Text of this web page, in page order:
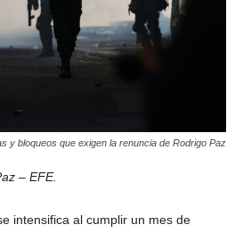
y bloqueos que exigen la renuncia de Rodrigo Paz
– EFE.
intensifica al cumplir un mes de